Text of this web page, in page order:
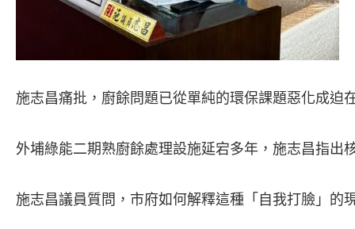
施志昌痛批，廚餘問題已從單純的環保課題惡化成迫
外埔綠能二期熟廚餘處理設施延宕多年，施志昌指
施志昌議員質問，市府如何解釋這種「自我打臉」的